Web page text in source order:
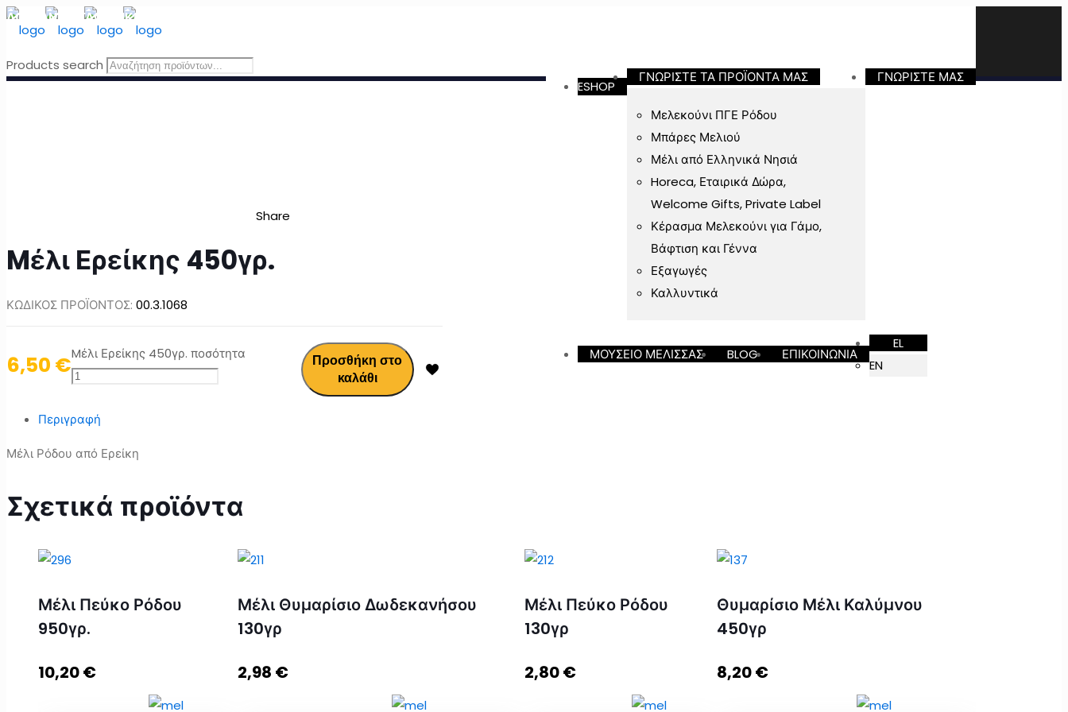
ΔΩΡΕΑΝ ΜΕΤΑΦΟΡΙΚΑ
ESHOP
ΓΝΩΡΙΣΤΕ ΤΑ ΠΡΟΪΟΝΤΑ ΜΑΣ
Μελεκούνι ΠΓΕ Ρόδου
Μπάρες Μελιού
Μέλι από Ελληνικά Νησιά
Horeca, Εταιρικά Δώρα,
Welcome Gifts, Private Label
Κέρασμα Μελεκούνι για Γάμο,
Βάφτιση και Γέννα
Εξαγωγές
Καλλυντικά
ΓΝΩΡΙΣΤΕ ΜΑΣ
ΜΟΥΣΕΙΟ ΜΕΛΙΣΣΑΣ BLOG ΕΠΙΚΟΙΝΩΝΙΑ
EL
EN
Products search
Share
Mέλι Ερείκης 450γρ.
ΚΩΔΙΚΟΣ ΠΡΟΪΟΝΤΟΣ: 00.3.1068
6,50 €Mέλι Ερείκης 450γρ. ποσότητα
Προσθήκη στο
καλάθι
Περιγραφή
Μέλι Ρόδου από Ερείκη
Σχετικά προϊόντα
Μέλι Πεύκο Ρόδου
950γρ.
10,20€
Μέλι Θυμαρίσιο Δωδεκανήσου
130γρ
2,98 €
Μέλι Πεύκο Ρόδου
130γρ
2,80€
Θυμαρίσιο Μέλι Καλύμνου
450γρ
8,20€